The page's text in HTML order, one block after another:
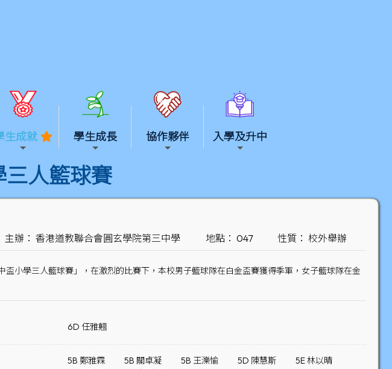
生成就 學生成長 協作夥伴 入學及升中
人籃球賽
主辦： 香港道教聯合會圓玄學院第三中學 地點： 047 性質： 校外舉辦
小學三人籃球賽」，在激烈的比賽下，本校男子籃球隊在白金盃賽獲得季軍，女子籃球隊在金
6D 任雅翹
5B 鄭雅霖 5B 關卓凝 5B 王濼愉 5D 陳慧斯
5E 林以晴